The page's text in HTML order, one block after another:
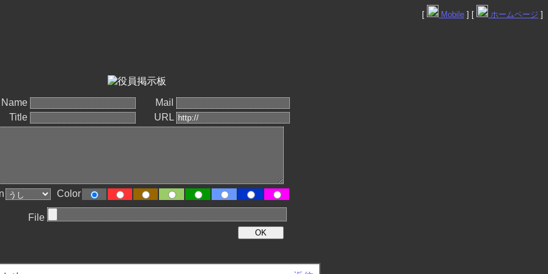
[ Mobile ] [ ホームページ ]
Name
Mail
Title
URL
Color
File